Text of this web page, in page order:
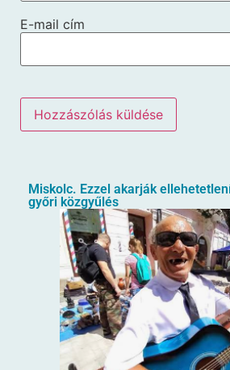
E-mail cím
Miskolc. Ezzel akarják
győri közgyűlés